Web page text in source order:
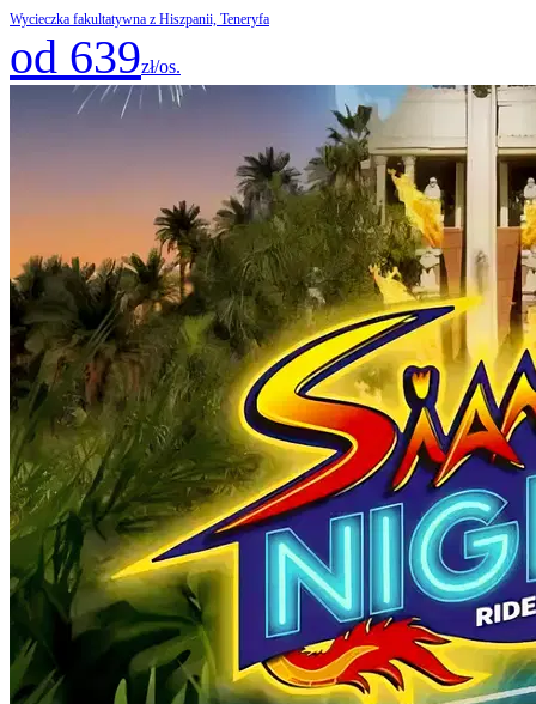
Wycieczka fakultatywna z Hiszpanii, Teneryfa
od 639zł/os.